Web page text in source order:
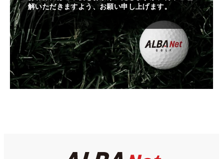
解いただきますよう、お願い申し上げます。